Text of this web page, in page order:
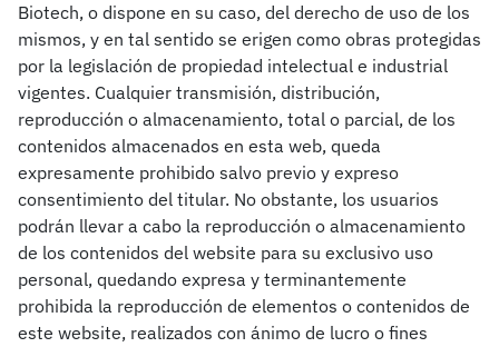
Biotech, o dispone en su caso, del derecho de uso de los
mismos, y en tal sentido se erigen como obras protegidas
por la legislación de propiedad intelectual e industrial
vigentes. Cualquier transmisión, distribución,
reproducción o almacenamiento, total o parcial, de los
contenidos almacenados en esta web, queda
expresamente prohibido salvo previo y expreso
consentimiento del titular. No obstante, los usuarios
podrán llevar a cabo la reproducción o almacenamiento
de los contenidos del website para su exclusivo uso
personal, quedando expresa y terminantemente
prohibida la reproducción de elementos o contenidos de
este website, realizados con ánimo de lucro o fines